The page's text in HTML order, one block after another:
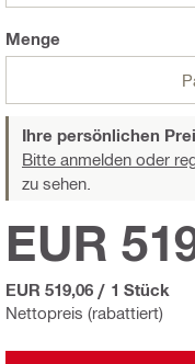
Menge
Ihre persönlichen
Bitte anmelden oder
zu sehen.
Nettopreis (rabattiert)
EUR
EUR 519,06 / 1 Stück